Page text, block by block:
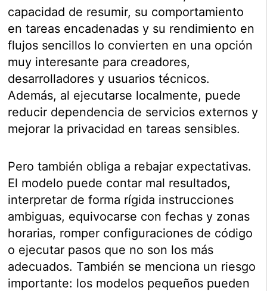
capacidad de resumir, su comportamiento
en tareas encadenadas y su rendimiento en
flujos sencillos lo convierten en una opción
muy interesante para creadores,
desarrolladores y usuarios técnicos.
Además, al ejecutarse localmente, puede
reducir dependencia de servicios externos y
mejorar la privacidad en tareas sensibles.
Pero también obliga a rebajar expectativas.
El modelo puede contar mal resultados,
interpretar de forma rígida instrucciones
ambiguas, equivocarse con fechas y zonas
horarias, romper configuraciones de código
o ejecutar pasos que no son los más
adecuados. También se menciona un riesgo
importante: los modelos pequeños pueden